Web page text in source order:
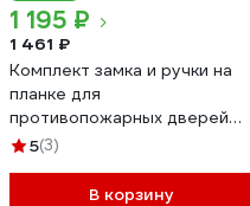
1 195 ₽
1 461 ₽
Комплект замка и ручки на
планке для
противопожарных дверей
ELEMENTIS ELM172MP
5(3)
В корзину